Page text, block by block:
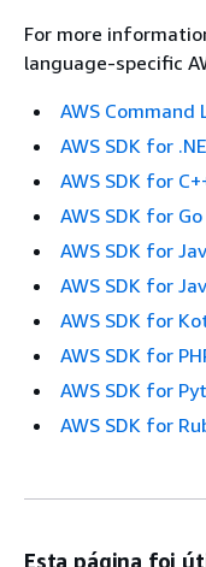
For more
language-specific
AWS Command
AWS SDK for
AWS SDK for
AWS SDK for
AWS SDK for
AWS SDK for
AWS SDK for
AWS SDK for
AWS SDK for
AWS SDK for
Esta página foi